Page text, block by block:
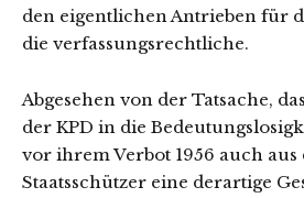
den eigentlichen Antrieben für
die verfassungsrechtliche.
Abgesehen von der Tatsache,
der KPD in die
vor ihrem Verbot 1956 auch
Staatsschützer eine derartige